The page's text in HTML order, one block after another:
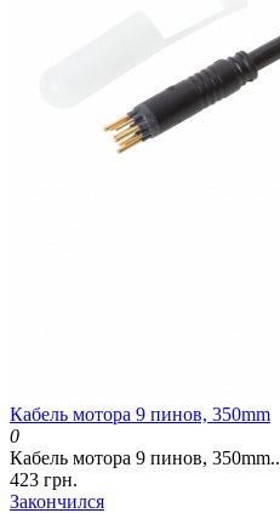
Кабель мотора 9 пинов, 350mm
0
Кабель мотора 9 пинов, 350mm..
423 грн.
Закончился